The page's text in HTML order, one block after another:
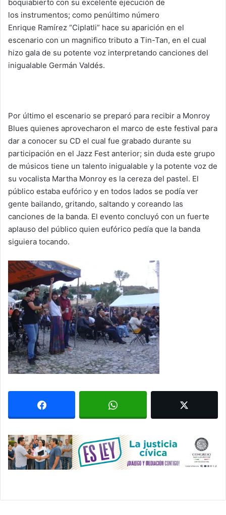
boquiabierto con su excelente ejecución de
los instrumentos; como penúltimo número
Enrique Ramírez “Ciplatli” hace su aparición en el
escenario con un magnifico tributo a Tin-Tan, en el cual
hizo gala de su potente voz interpretando canciones del
inigualable Germán Valdés.
Por último el escenario se preparó para recibir a Monroy
Blues quienes aprovecharon el marco de este festival para
dar a conocer su CD el cual fue grabado durante su
participación en el Jazz Fest anterior; sin duda este grupo
de músicos tiene un talento inigualable y la potente voz de
su vocalista Martha Monroy es la cereza del pastel. El
público estaba eufórico y en todos lados se podía ver
gente bailando, gritando, saltando y coreando las
canciones de la banda. El evento concluyó con un fuerte
aplauso del público quien eufórico pedía que la banda
siguiera tocando.